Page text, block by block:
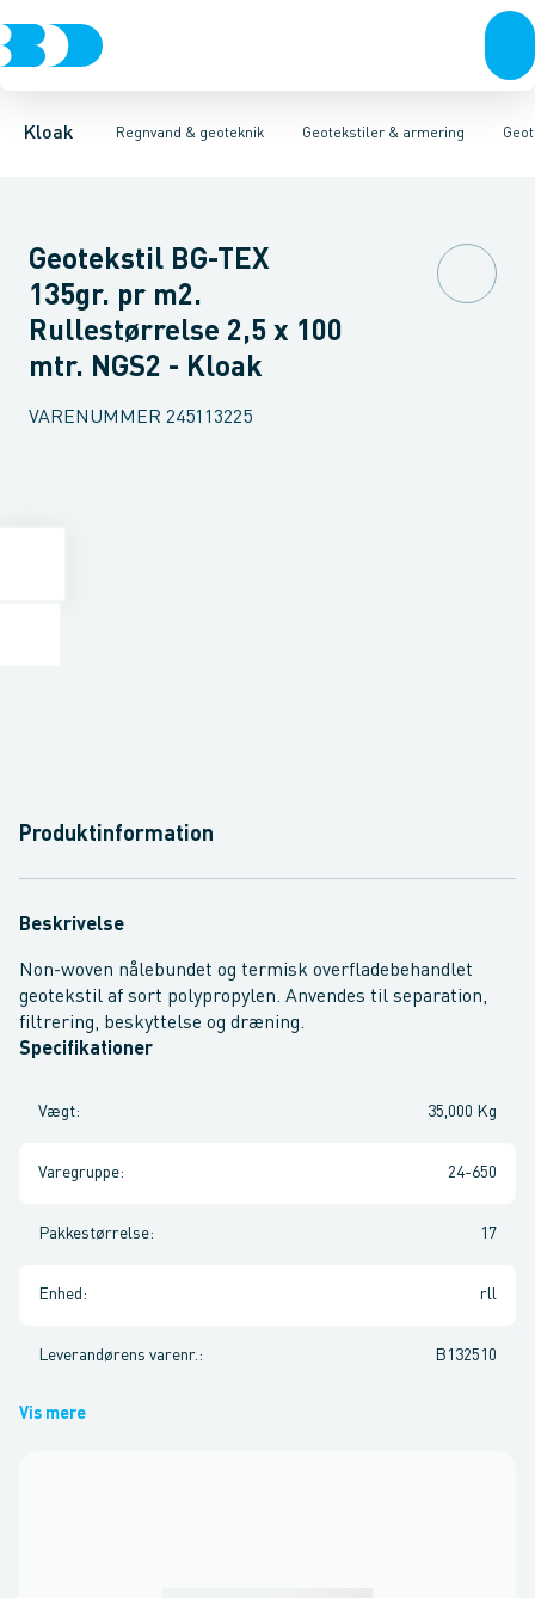
Kloak Regnvand & geoteknik
Rør & fittingsBrønde Brøndgods Linjeafvanding Tanke,
Geotekstiler & armering
Faskiner Geotekstiler & armering
GeotekstilerGeo & armeringsnet Radonsikring
Geotekstil BG-TEX
135gr. pr m2.
Rullestørrelse 2,5 x 100
mtr. NGS2 - Kloak
VARENUMMER 245113225
Produktinformation
Beskrivelse
Non-woven nålebundet og termisk overfladebehandlet
geotekstil af sort polypropylen. Anvendes til separation,
filtrering, beskyttelse og dræning.
Specifikationer
Vægt: 35,000 Kg
Varegruppe: 24-650
Pakkestørrelse: 17
Enhed : rll
Leverandørens varenr. : B132510
Vis mere